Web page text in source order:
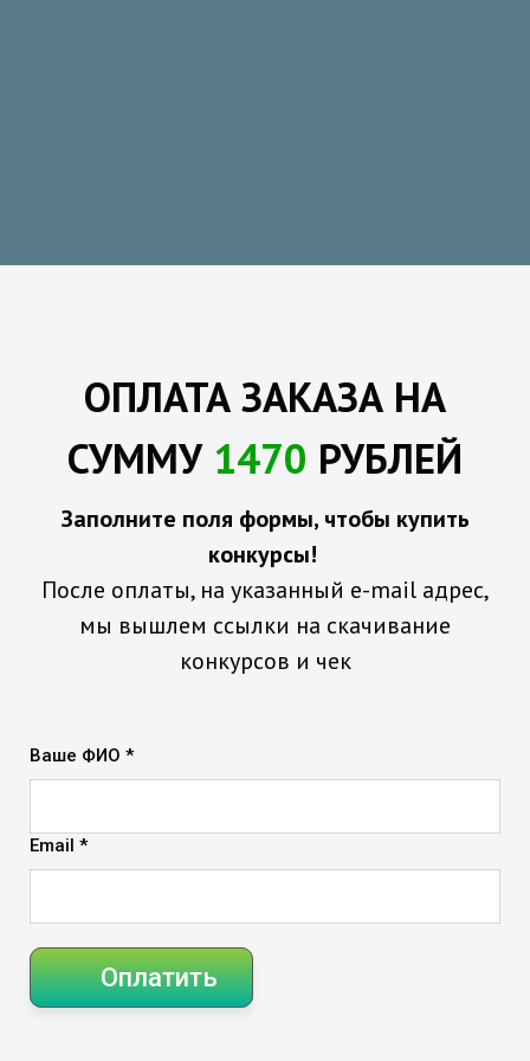
ОПЛАТАЗАКАЗА НА
СУММУ 1470 РУБЛЕЙ
Заполните поля формы, чтобы купить
конкурсы!
После оплаты, на указанный e-mail адрес,
мы вышлем ссылки на скачивание
конкурсов и чек
Ваше ФИО *
Email *
Оплатить